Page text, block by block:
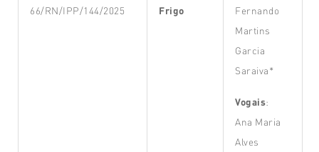
66/RN/IPP/144/2025
Frigo
Fernando
Martins
Garcia
Saraiva*
Vogais:
Ana Maria
Alves